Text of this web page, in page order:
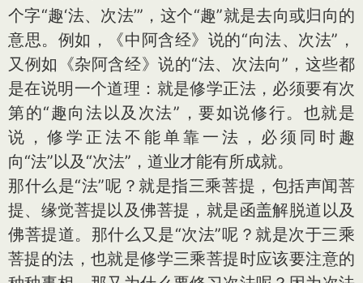
个字“趣‘法、次法’”，这个“趣”就是去向或归向的
意思。例如，《中阿含经》说的“向法、次法”，
又例如《杂阿含经》说的“法、次法向”，这些都
是在说明一个道理：就是修学正法，必须要有次
第的“趣向法以及次法”，要如说修行。也就是
说，修学正法不能单靠一法，必须同时趣
向“法”以及“次法”，道业才能有所成就。
那什么是“法”呢？就是指三乘菩提，包括声闻菩
提、缘觉菩提以及佛菩提，就是函盖解脱道以及
佛菩提道。那什么又是“次法”呢？就是次于三乘
菩提的法，也就是修学三乘菩提时应该要注意的